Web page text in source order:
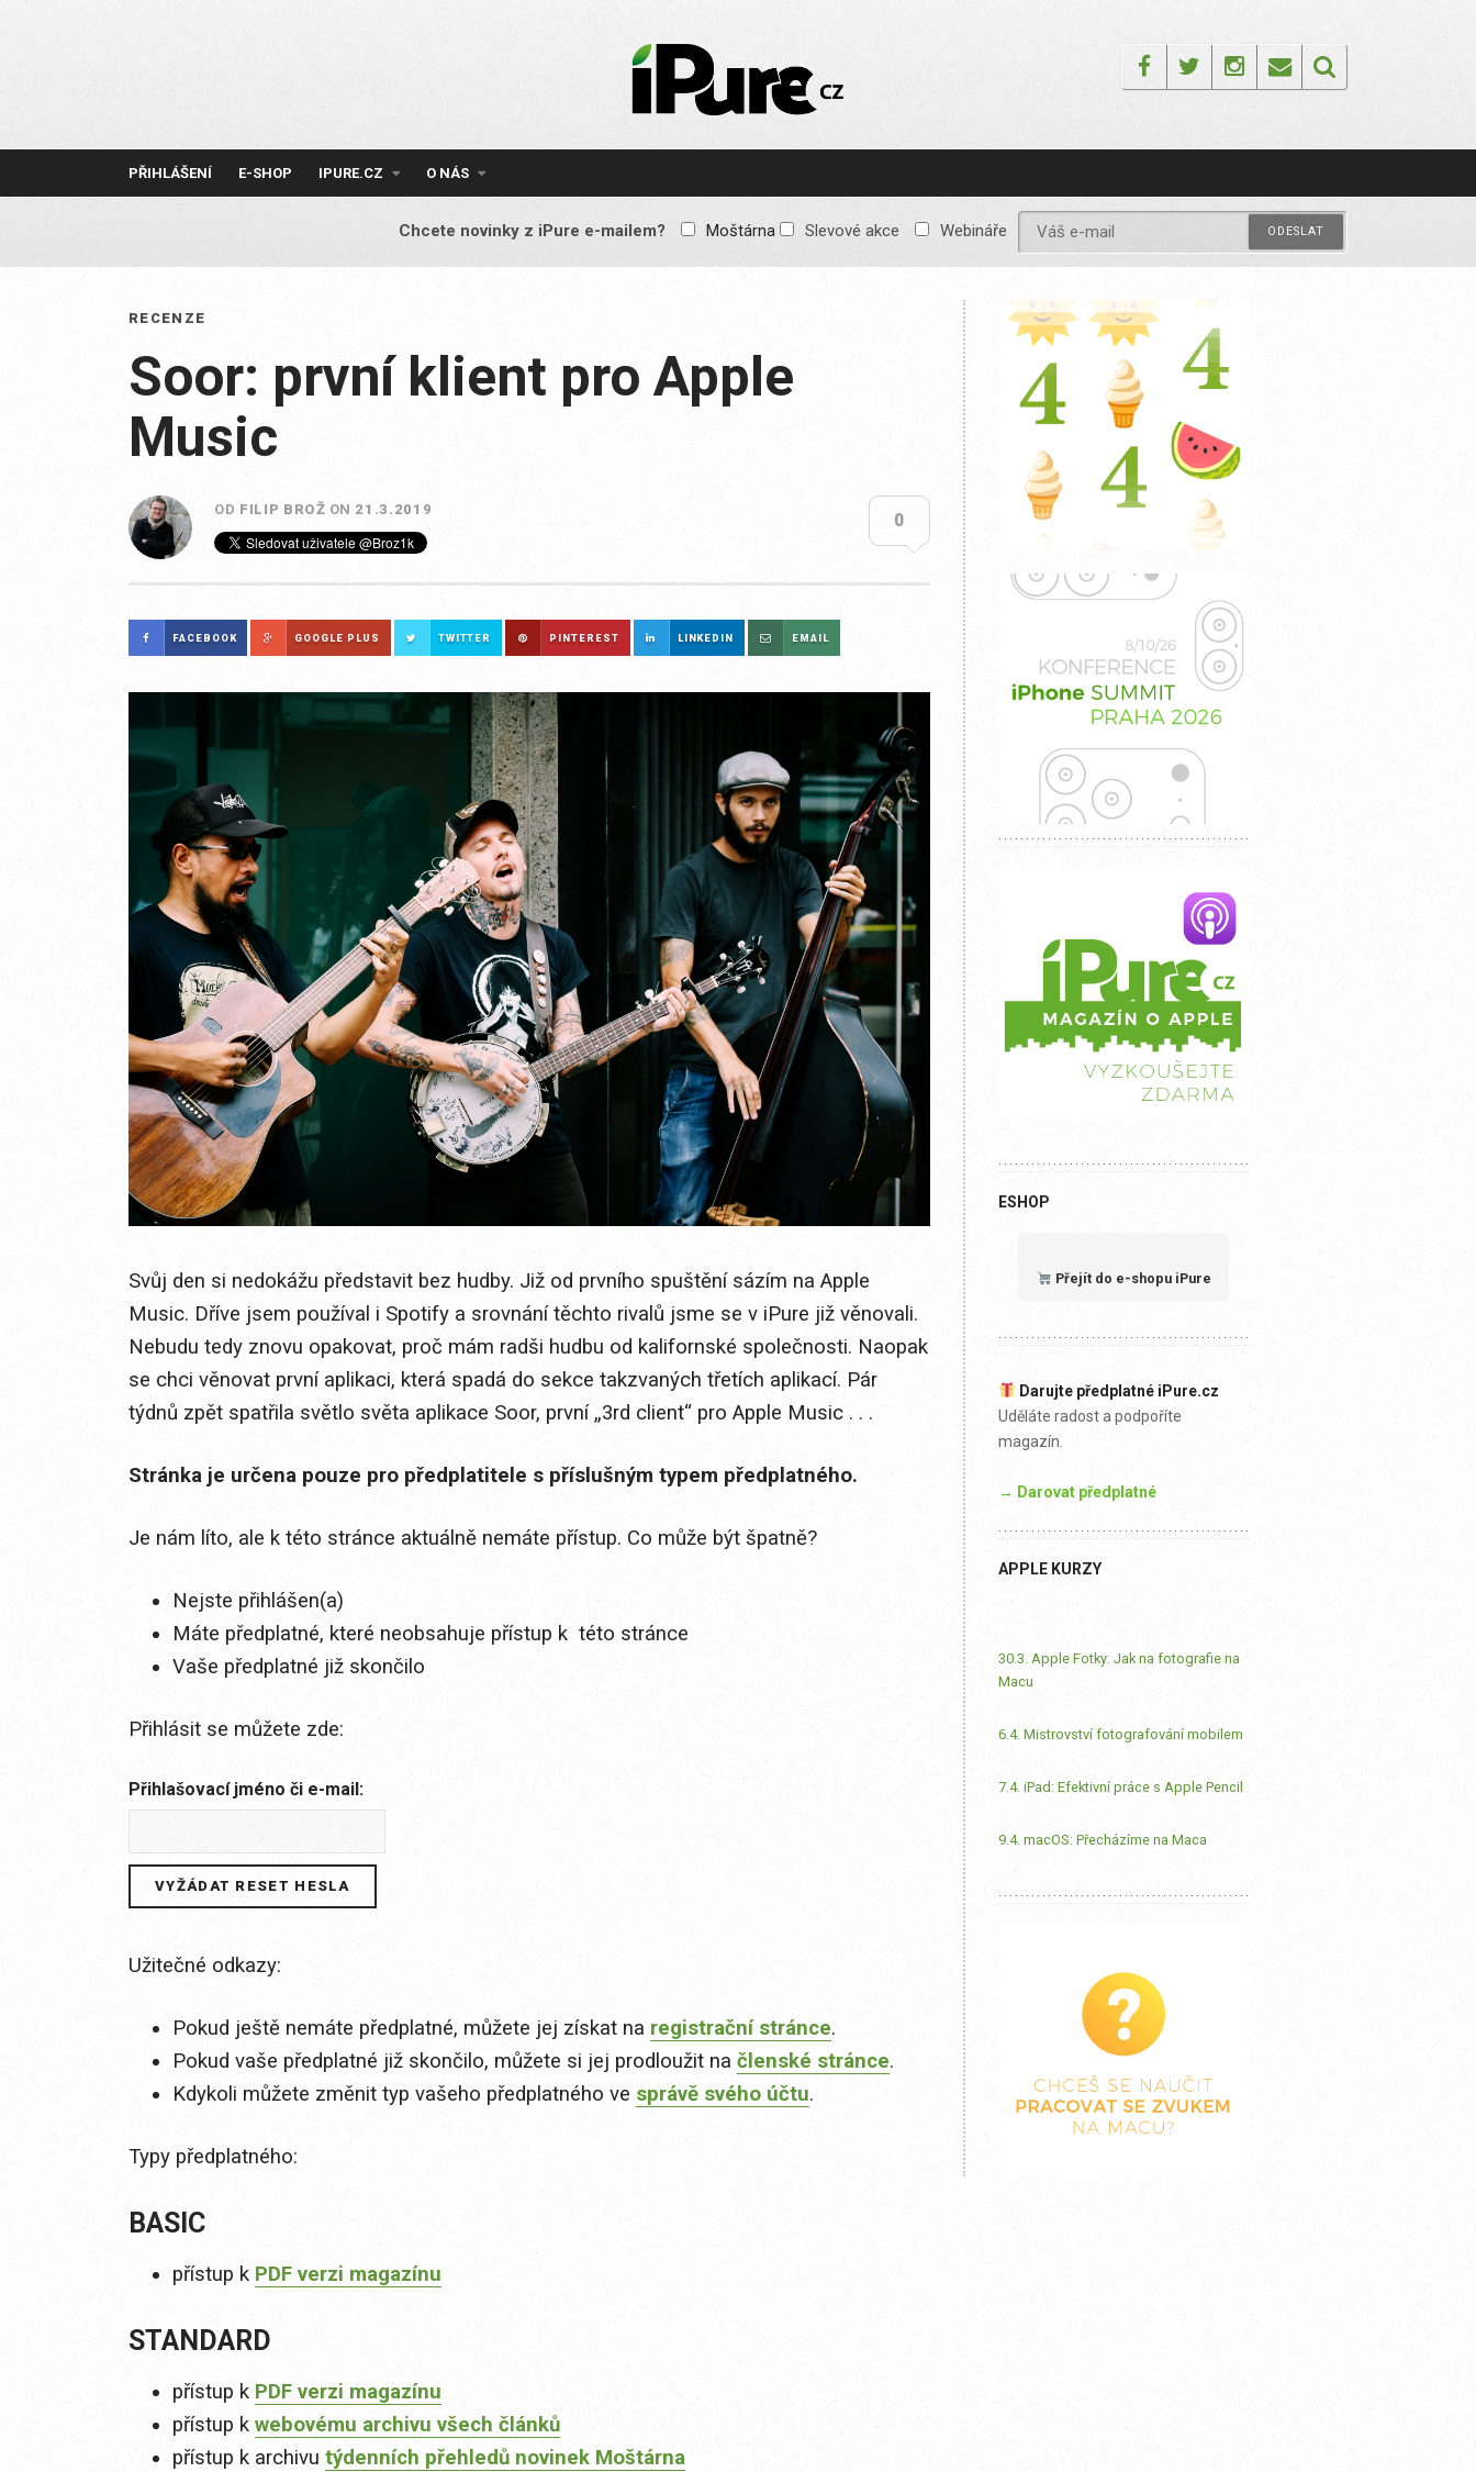
IPURE.CZ
Prémiový Apple e-
reklamy, žádné
obsah pro všechny
FacebookTwitterInstagram
Email
PŘIHLÁŠENÍ E-SHOP IPURE.CZ O NÁS
Chcete novinky z iPure e-mailem? Moštárna Slevové akce Webináře
RECENZE
Soor: první klient pro Apple
Music
OD FILIP BROŽ ON 21.3.2019
0
FACEBOOK GOOGLE PLUS TWITTER PINTEREST LINKEDIN EMAIL
Svůj den si nedokážu představit bez hudby. Již od prvního spuštění sázím na Apple
Music. Dříve jsem používal i Spotify a srovnání těchto rivalů jsme se v iPure již věnovali.
Nebudu tedy znovu opakovat, proč mám radši hudbu od kalifornské společnosti. Naopak
se chci věnovat první aplikaci, která spadá do sekce takzvaných třetích aplikací. Pár
týdnů zpět spatřila světlo světa aplikace Soor, první „3rd client“ pro Apple Music . . .
Stránka je určena pouze pro předplatitele s příslušným typem předplatného.
Je nám líto, ale k této stránce aktuálně nemáte přístup. Co může být špatně?
Nejste přihlášen(a)
Máte předplatné, které neobsahuje přístup k této stránce
Vaše předplatné již skončilo
Přihlásit se můžete zde:
Přihlašovací jméno či e-mail:
Užitečné odkazy:
Pokud ještě nemáte předplatné, můžete jej získat na registrační stránce.
Pokud vaše předplatné již skončilo, můžete si jej prodloužit na členské stránce.
Kdykoli můžete změnit typ vašeho předplatného ve správě svého účtu.
Typy předplatného:
BASIC
přístup k PDF verzi magazínu
STANDARD
přístup k PDF verzi magazínu
přístup k webovému archivu všech článků
přístup k archivu týdenních přehledů novinek Moštárna
ESHOP
Přejít do e-shopu iPure
Darujte předplatné iPure.cz
Uděláte radost a podpoříte
magazín.
→ Darovat předplatné
APPLE KURZY
30.3. Apple Fotky: Jak na fotografie na
Macu
6.4. Mistrovství fotografování mobilem
7.4. iPad: Efektivní práce s Apple Pencil
9.4. macOS: Přecházíme na Maca